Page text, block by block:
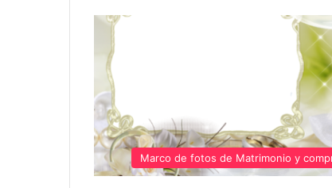
Marco de fotos de Matrimonio y